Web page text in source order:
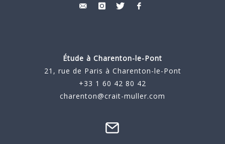
Étude à Charenton-le-Pont
21, rue de Paris à Charenton-le-Pont
+33 1 60 42 80 42
charenton@crait-muller.com